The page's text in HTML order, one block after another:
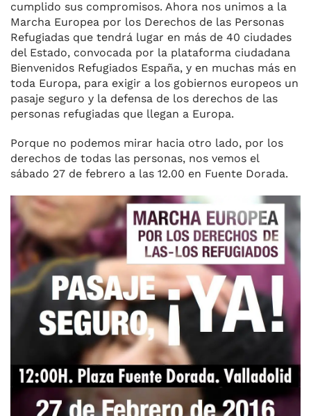
cumplido sus compromisos. Ahora nos unimos a la
Marcha Europea por los Derechos de las Personas
Refugiadas que tendrá lugar en más de 40 ciudades
del Estado, convocada por la plataforma ciudadana
Bienvenidos Refugiados España, y en muchas más en
toda Europa, para exigir a los gobiernos europeos un
pasaje seguro y la defensa de los derechos de las
personas refugiadas que llegan a Europa.
Porque no podemos mirar hacia otro lado, por los
derechos de todas las personas, nos vemos el
sábado 27 de febrero a las 12.00 en Fuente Dorada.